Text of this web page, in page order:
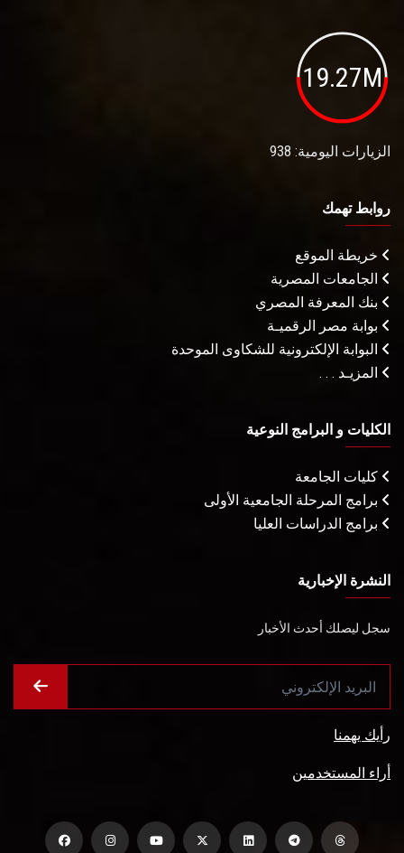
19.27M
الزيارات اليومية: 938
روابط تهمك
خريطة الموقع
الجامعات المصرية
بنك المعرفة المصري
بوابة مصر الرقميـة
البوابة الإلكترونية للشكاوى الموحدة
المزيـد . . .
الكليات و البرامج النوعية
كليات الجامعة
برامج المرحلة الجامعية الأولى
برامج الدراسات العليا
النشرة الإخبارية
سجل ليصلك أحدث الأخبار
رأيك يهمنا
أراء المستخدمين